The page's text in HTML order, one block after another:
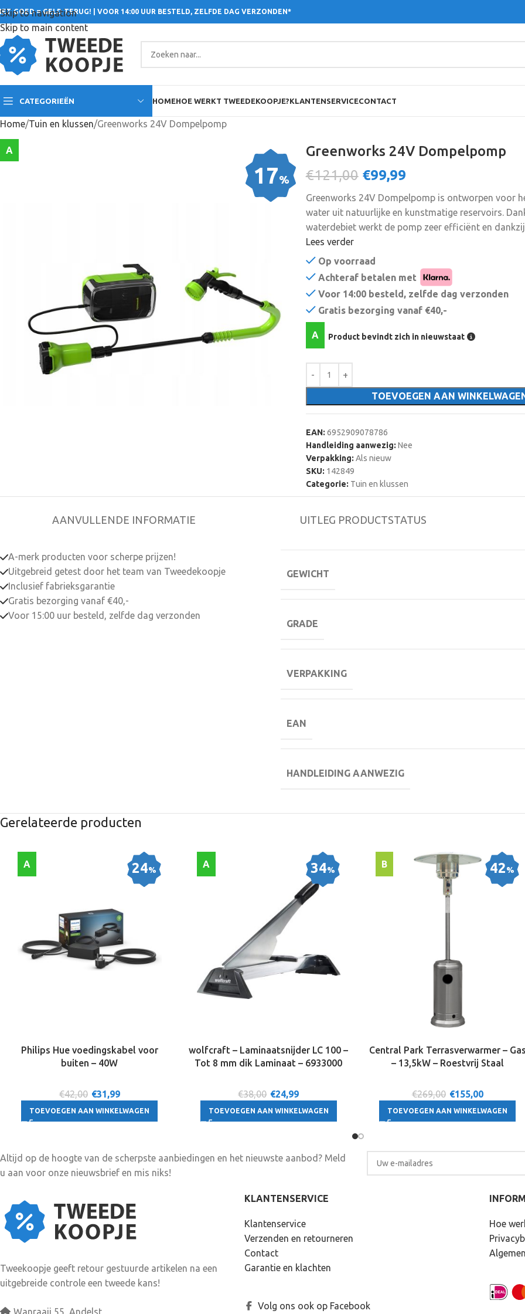
Skip to navigation
Skip to main content
GOED = GELD TERUG! | VOOR 14:00 UUR BESTELD, ZELFDE DAG VERZONDEN*
CATEGORIEËN HOMEHOE WERKT TWEEDEKOOPJE?KLANTENSERVICECONTACT
Home Tuin en klussen Greenworks 24V Dompelpomp
A
17%
Greenworks 24V Dompelpomp
€121,00 €99,99
Greenworks 24V Dompelpomp is ontworpen voor
water uit natuurlijke en kunstmatige reservoirs.
waterdebiet werkt de pomp zeer efficiënt en
stroomkabel kan de pomp ook worden gebruikt op
verder van een stroombron verwijderd zijn.
Lees verder
Op voorraad
Achteraf betalen met
Voor 14:00 besteld, zelfde dag verzonden
Gratis bezorging vanaf €40,-
A Product bevindt zich in nieuwstaat
TOEVOEGEN AAN
EAN: 6952909078786
Handleiding aanwezig: Nee
Verpakking: Als nieuw
SKU: 142849
Categorie: Tuin en klussen
AANVULLENDE INFORMATIE UITLEG PRODUCTSTATUS
A-merk producten voor scherpe prijzen!
Uitgebreid getest door het team van Tweedekoopje
Inclusief fabrieksgarantie
Gratis bezorging vanaf €40,-
Voor 15:00 uur besteld, zelfde dag verzonden
GEWICHT
GRADE
VERPAKKING
EAN
HANDLEIDING AANWEZIG
Gerelateerde producten
24%
A
Philips Hue voedingskabel voor
buiten – 40W
€42,00 €31,99
TOEVOEGEN AAN WINKELWAGEN
34%
A
wolfcraft – Laminaatsnijder LC 100 –
Tot 8 mm dik Laminaat – 6933000
€38,00 €24,99
TOEVOEGEN AAN WINKELWAGEN
42%
B
Central Park Terrasverwarmer – Gas
– 13,5kW – Roestvrij Staal
€269,00 €155,00
TOEVOEGEN AAN WINKELWAGEN
Altijd op de hoogte van de scherpste aanbiedingen en het nieuwste aanbod? Meld
u aan voor onze nieuwsbrief en mis niks!
Tweekoopje geeft retour gestuurde artikelen na een
uitgebreide controle een tweede kans!
Wanraaij 55, Andelst
KLANTENSERVICE
Klantenservice
Verzenden en retourneren
Contact
Garantie en klachten
Volg ons ook op Facebook
Hoe